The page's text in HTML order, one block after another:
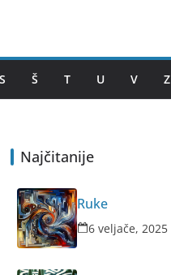
S Š T U V Z
Najčitanije
Ruke
6 veljače, 2025